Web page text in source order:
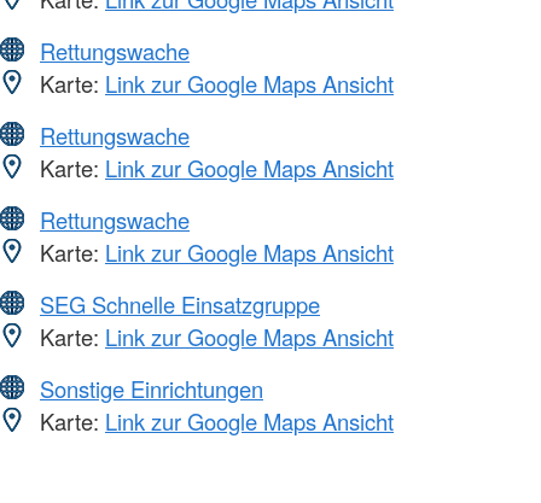
Rettungswache
Karte: Link zur Google Maps Ansicht
Rettungswache
Karte: Link zur Google Maps Ansicht
Rettungswache
Karte: Link zur Google Maps Ansicht
SEG Schnelle Einsatzgruppe
Karte: Link zur Google Maps Ansicht
Sonstige Einrichtungen
Karte: Link zur Google Maps Ansicht